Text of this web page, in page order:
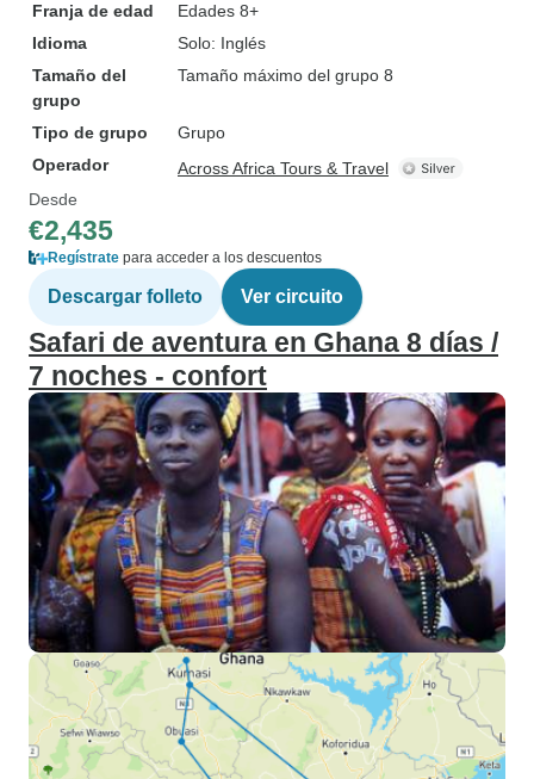
Franja de edad
Edades 8+
Idioma
Solo: Inglés
Tamaño del
grupo
Tamaño máximo del grupo 8
Tipo de grupo
Grupo
Operador
Across Africa Tours & Travel
Desde
€2,435
Regístrate para acceder a los descuentos
Descargar folleto Ver circuito
Safari de aventura en Ghana 8 días /
7 noches - confort